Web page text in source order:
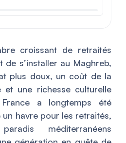
croissant de retraités
de s’installer au Maghreb,
plus doux, un coût de la
et une richesse culturelle
a longtemps été
havre pour les retraités,
méditerranéens